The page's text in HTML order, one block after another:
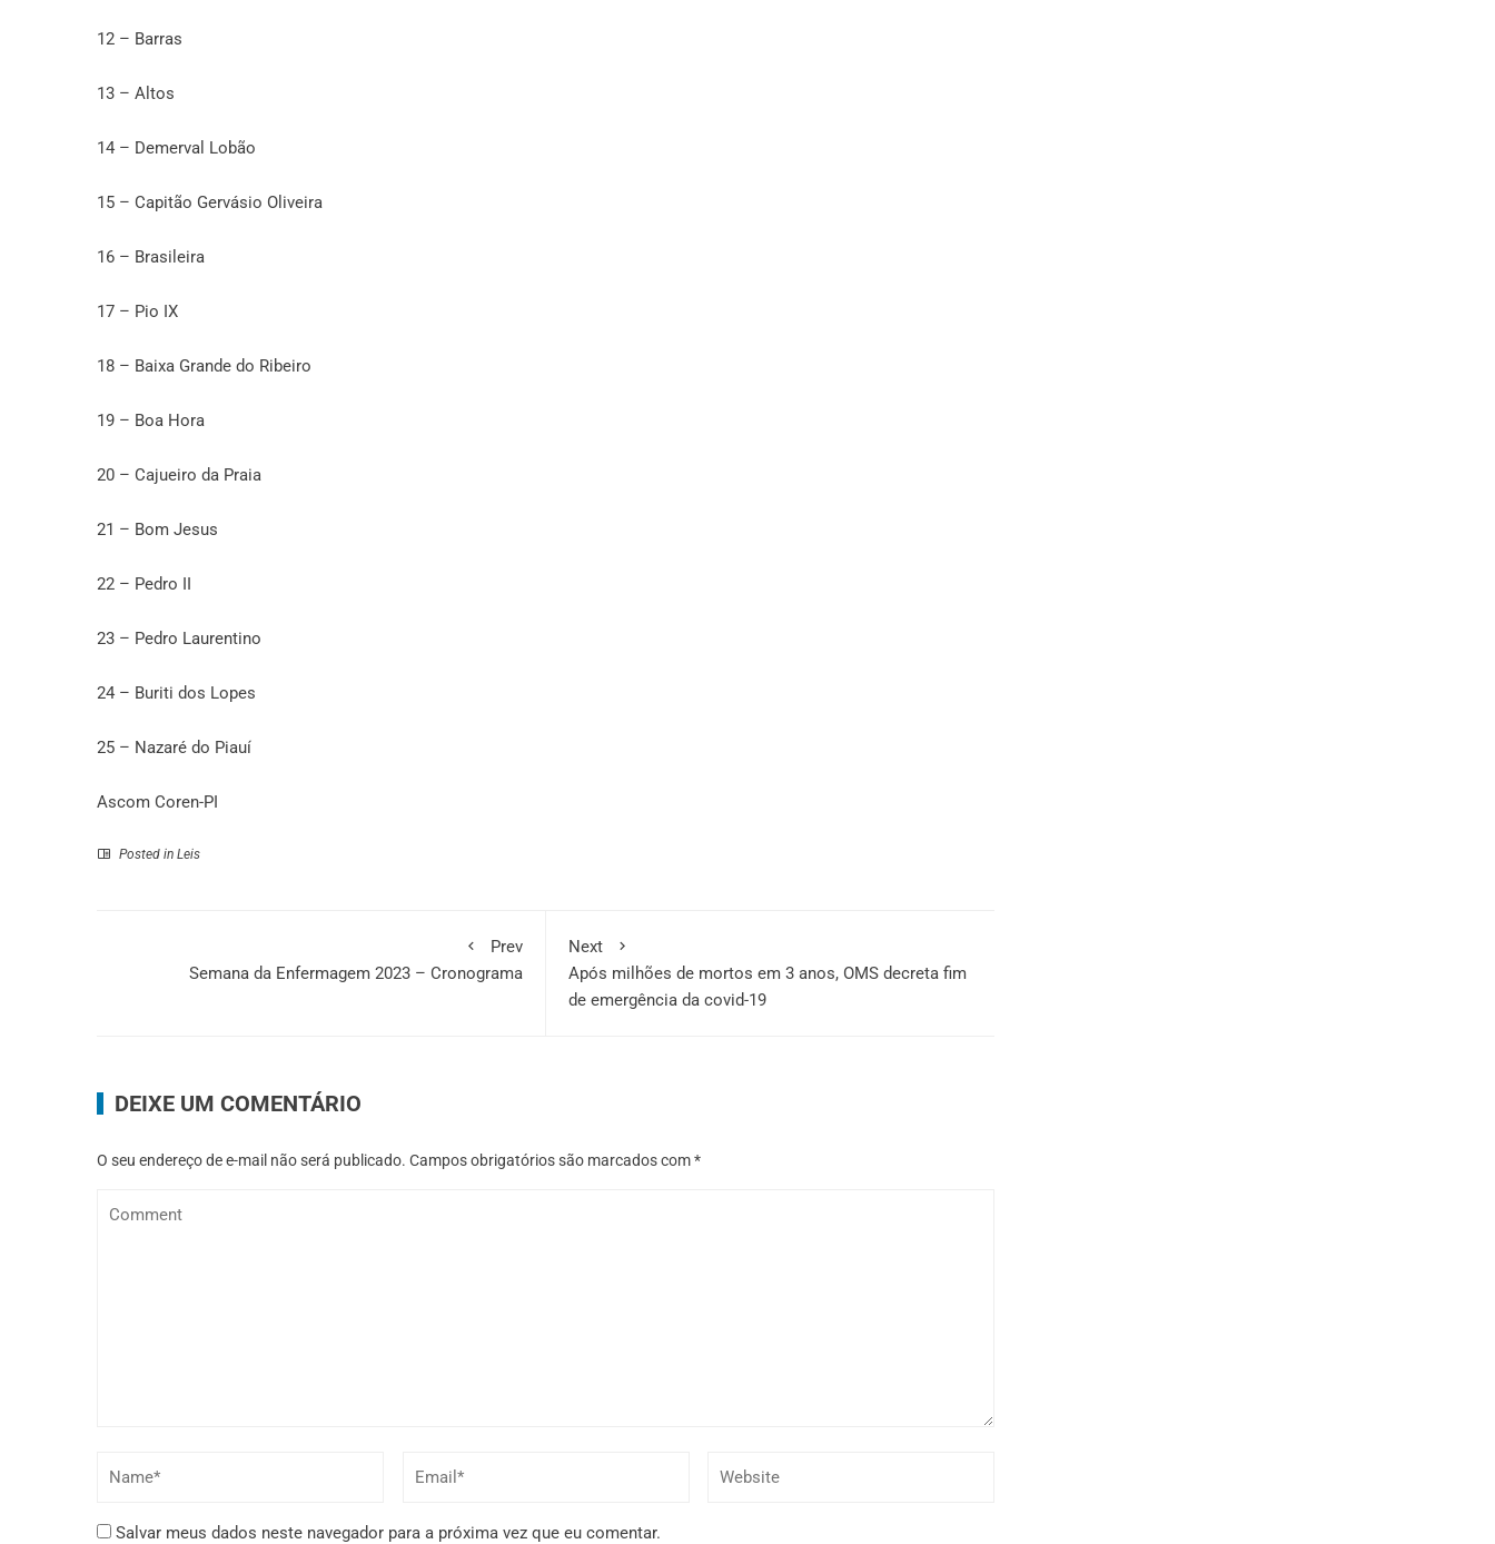
12 – Barras
13 – Altos
14 – Demerval Lobão
15 – Capitão Gervásio Oliveira
16 – Brasileira
17 – Pio IX
18 – Baixa Grande do Ribeiro
19 – Boa Hora
20 – Cajueiro da Praia
21 – Bom Jesus
22 – Pedro II
23 – Pedro Laurentino
24 – Buriti dos Lopes
25 – Nazaré do Piauí
Ascom Coren-PI
Posted in Leis
Prev
Semana da Enfermagem 2023 – Cronograma
Next
Após milhões de mortos em 3 anos, OMS decreta fim
de emergência da covid-19
DEIXE UM COMENTÁRIO
O seu endereço de e-mail não será publicado. Campos obrigatórios são marcados com*
Salvar meus dados neste navegador para a próxima vez que eu comentar.